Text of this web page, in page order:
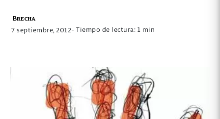
Brecha
7 septiembre, 2012- Tiempo de lectura: 1 min